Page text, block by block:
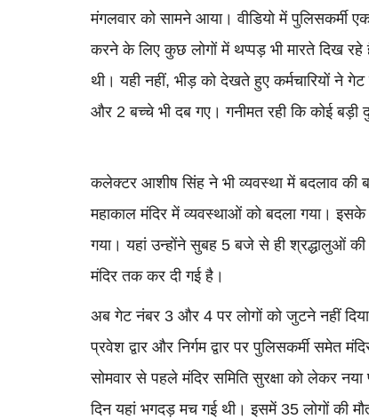
मंगलवार को सामने आया। वीडियो में पुलिसकर्मी
करने के लिए कुछ लोगों में थप्पड़ भी मारते दिख
थी। यही नहीं, भीड़ को देखते हुए कर्मचारियों ने
और 2 बच्चे भी दब गए। गनीमत रही कि कोई बड़ी
कलेक्टर आशीष सिंह ने भी व्यवस्था में बदलाव की
महाकाल मंदिर में व्यवस्थाओं को बदला गया।
गया। यहां उन्होंने सुबह 5 बजे से ही श्रद्धालुओं
मंदिर तक कर दी गई है।
अब गेट नंबर 3 और 4 पर लोगों को जुटने नहीं
प्रवेश द्वार और निर्गम द्वार पर पुलिसकर्मी समेत
सोमवार से पहले मंदिर समिति सुरक्षा को लेकर
दिन यहां भगदड़ मच गई थी। इसमें 35 लोगों की